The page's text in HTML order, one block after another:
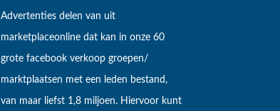
Advertenties delen van uit
marketplaceonline dat kan in onze 60
grote facebook verkoop groepen/
marktplaatsen met een leden bestand,
van maar liefst 1,8 miljoen. Hiervoor kunt